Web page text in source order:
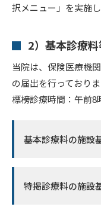
択メニュー」を実施し
2）基本診療
当院は、保険医療機
の届出を行っておりま
標榜診療時間：午前8
基本診療料の施設
特掲診療料の施設